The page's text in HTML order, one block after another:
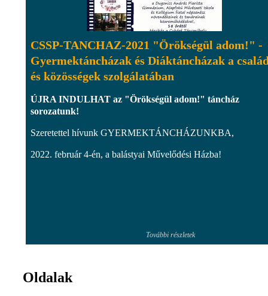
CSSP-TANCHAZ-2021 "Örökségül adom!" -
Gyermektáncházak és Diáktáncházak a
és közösségek szolgálatában
ÚJRA INDULHAT az "Örökségül adom!" táncház
sorozatunk!
Szeretettel hívunk GYERMEKTÁNCHÁZUNKBA,
2022. február 4-én, a balástyai Művelődési Házba!
További részletek
Oldalak